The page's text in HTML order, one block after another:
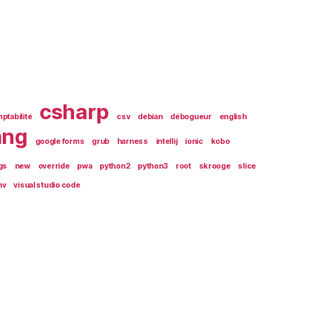
csharp csv debian débogueur english
google forms grub harness intellij ionic kobo
new override pwa python2 python3 root skrooge slice
visual studio code